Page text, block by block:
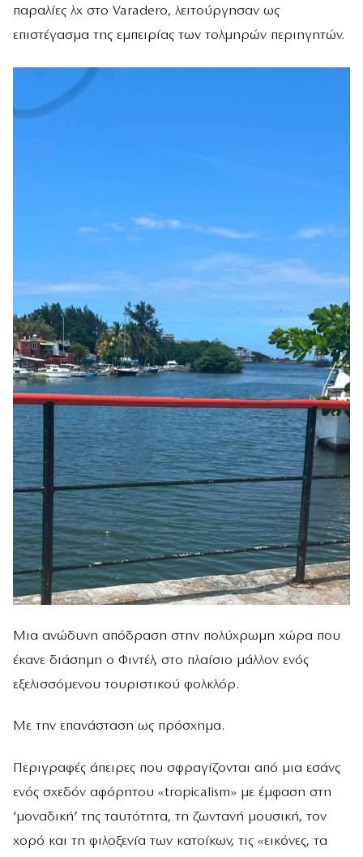
παραλίες λχ στο Varadero, λειτούργησαν ως
επιστέγασμα της εμπειρίας των τολμηρών περιηγητών.
Μια ανώδυνη απόδραση στην πολύχρωμη χώρα που
έκανε διάσημη ο Φιντέλ, στο πλαίσιο μάλλον ενός
εξελισσόμενου τουριστικού φολκλόρ.
Με την επανάσταση ως πρόσχημα.
Περιγραφές άπειρες που σφραγίζονται από μια εσάνς
ενός σχεδόν αφόρητου «tropicalism» με έμφαση στη
‘μοναδική’ της ταυτότητα, τη ζωντανή μουσική, τον
χορό και τη φιλοξενία των κατοίκων, τις «εικόνες, τα